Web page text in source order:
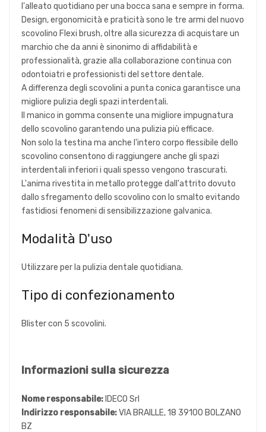
l'alleato quotidiano per una bocca sana e sempre in forma.
Design, ergonomicità e praticità sono le tre armi del nuovo
scovolino Flexi brush, oltre alla sicurezza di acquistare un
marchio che da anni è sinonimo di affidabilità e
professionalità, grazie alla collaborazione continua con
odontoiatri e professionisti del settore dentale.
A differenza degli scovolini a punta conica garantisce una
migliore pulizia degli spazi interdentali.
Il manico in gomma consente una migliore impugnatura
dello scovolino garantendo una pulizia più efficace.
Non solo la testina ma anche l'intero corpo flessibile dello
scovolino consentono di raggiungere anche gli spazi
interdentali inferiori i quali spesso vengono trascurati.
L'anima rivestita in metallo protegge dall'attrito dovuto
dallo sfregamento dello scovolino con lo smalto evitando
fastidiosi fenomeni di sensibilizzazione galvanica.
Modalità D'uso
Utilizzare per la pulizia dentale quotidiana.
Tipo di confezionamento
Blister con 5 scovolini.
Informazioni sulla sicurezza
Nome responsabile: IDECO Srl
Indirizzo responsabile:VIA BRAILLE, 18 39100 BOLZANO
BZ